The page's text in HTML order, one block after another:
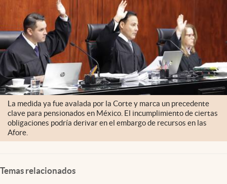
La medida ya fue avalada por la Corte y marca un precedente
clave para pensionados en México. El incumplimiento de ciertas
obligaciones podría derivar en el embargo de recursos en las
Afore.
Temas relacionados